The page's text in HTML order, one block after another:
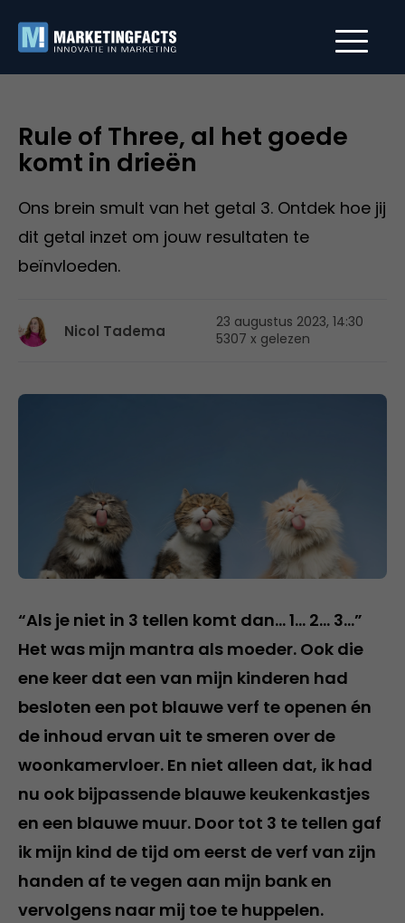
Rule of Three, al het goede
komt in drieën
Ons brein smult van het getal 3. Ontdek hoe jij
dit getal inzet om jouw resultaten te
beïnvloeden.
Nicol Tadema
23 augustus 2023, 14:30
5307 x gelezen
“Als je niet in 3 tellen komt dan… 1… 2… 3…”
Het was mijn mantra als moeder. Ook die
ene keer dat een van mijn kinderen had
besloten een pot blauwe verf te openen én
de inhoud ervan uit te smeren over de
woonkamervloer. En niet alleen dat, ik had
nu ook bijpassende blauwe keukenkastjes
en een blauwe muur. Door tot 3 te tellen gaf
ik mijn kind de tijd om eerst de verf van zijn
handen af te vegen aan mijn bank en
vervolgens naar mij toe te huppelen.